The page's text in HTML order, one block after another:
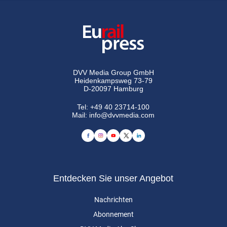
DVV Media Group GmbH
Heidenkampsweg 73-79
D-20097 Hamburg
Tel:+49 40 23714-100
Mail: info@dvvmedia.com
Entdecken Sie unser Angebot
Nachrichten
Abonnement